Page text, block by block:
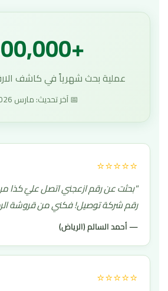
+500,000
عملية بحث شهرياً في كاشف
📅 آخر تحديث: مارس 2026
⭐⭐⭐⭐⭐
"بحثت عن رقم ازعجني اتصل عليّ كذا
رقم شركة توصيل! فكني من قروشة
— أحمد السالم (الرياض)
⭐⭐⭐⭐⭐